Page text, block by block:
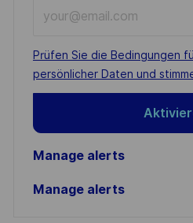
Email
address
(Required)
Required
Prüfen Sie die Bedingungen
persönlicher Daten und
Manage alerts
Manage alerts